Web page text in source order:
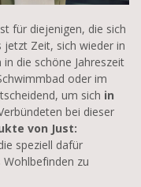
für diejenigen, die sich
jetzt Zeit, sich wieder in
die schöne Jahreszeit
oder im
um sich in
bei dieser
von Just:
speziell dafür
zu